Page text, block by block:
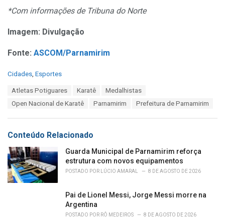
*Com informações de Tribuna do Norte
Imagem: Divulgação
Fonte: ASCOM/Parnamirim
C
i
e
s
:
Cidades Esportes
Atletas Potiguares Karatê
Medalhistas
Open Nacional de Karatê
Parnamirim Prefeitura de Parnamirim
Conteúdo Relacionado
Guarda Municipal de Parnamirim reforça
estrutura com novos equipamentos
POSTADO POR LÚCIO AMARAL 8 DE AGOSTO DE 2026
Pai de Lionel Messi, Jorge Messi morre na
Argentina
POSTADO POR RÔ MEDEIROS 8 DE AGOSTO DE 2026